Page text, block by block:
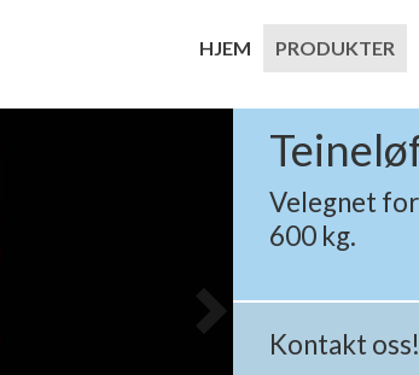
HJEM PRODUKTER
Velegnet
600 kg.
Kontakt oss!